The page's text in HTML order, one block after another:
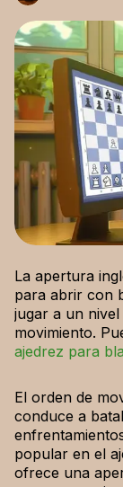
La apertura
para abrir con
jugar a un
movimiento.
ajedrez para
El orden de
conduce a
popular en el
ofrece una